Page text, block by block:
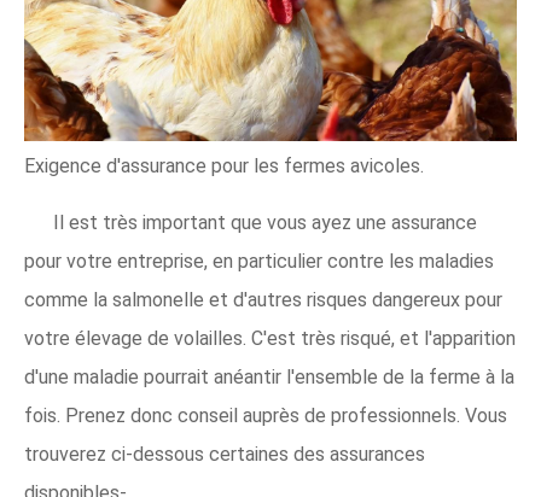
Exigence d'assurance pour les fermes avicoles.
Il est très important que vous ayez une assurance
pour votre entreprise, en particulier contre les maladies
comme la salmonelle et d'autres risques dangereux pour
votre élevage de volailles. C'est très risqué, et l'apparition
d'une maladie pourrait anéantir l'ensemble de la ferme à la
fois. Prenez donc conseil auprès de professionnels. Vous
trouverez ci-dessous certaines des assurances